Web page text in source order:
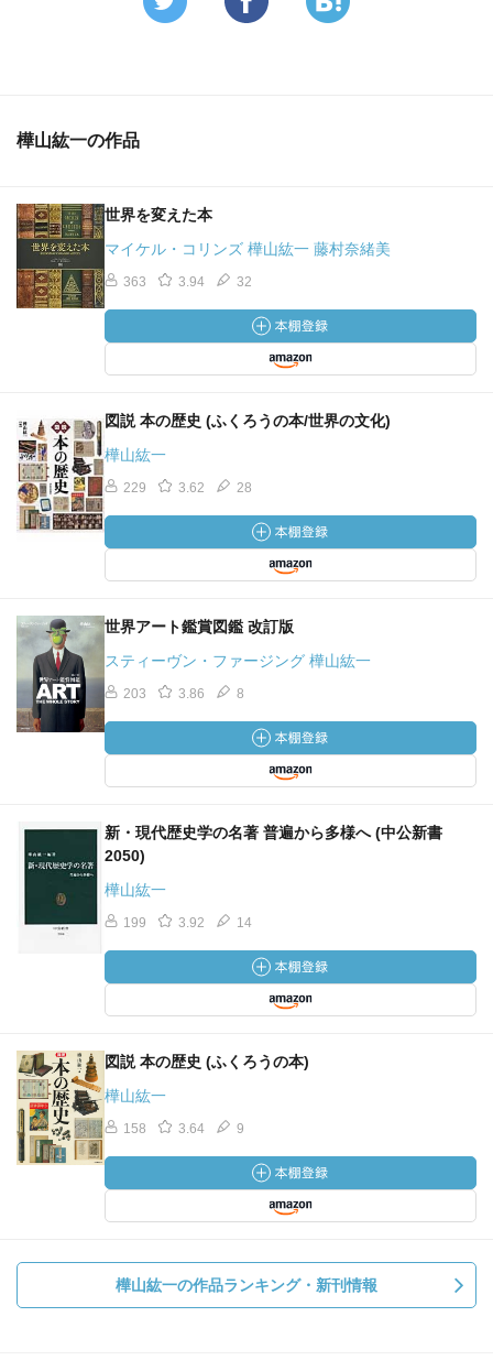
樺山紘一の作品
世界を変えた本
マイケル・コリンズ 樺山紘一 藤村奈緒美
363 3.94 32
図説 本の歴史 (ふくろうの本/世界の文化)
樺山紘一
229 3.62 28
世界アート鑑賞図鑑 改訂版
スティーヴン・ファージング 樺山紘一
203 3.86 8
新・現代歴史学の名著 普遍から多様へ (中公新書
2050)
樺山紘一
199 3.92 14
図説 本の歴史 (ふくろうの本)
樺山紘一
158 3.64 9
樺山紘一の作品ランキング・新刊情報